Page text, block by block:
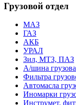
Грузовой отдел
МАЗ
ГАЗ
АКБ
УРАЛ
Зил, МТЗ, ПАЗ
А/шина
Фильтра
Автомасла
Иномарки
Инструмет,